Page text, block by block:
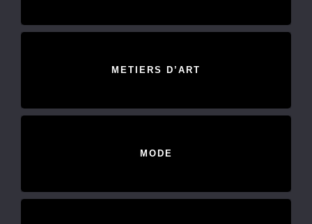
METIERS D’ART
MODE